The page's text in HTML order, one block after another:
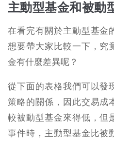
主動型基金和被動
在看完有關於主動型基金
想要帶大家比較一下，究
金有什麼差異呢？
從下面的表格我們可以發
策略的關係，因此交易成
較被動型基金來得低，但
事件時，主動型基金比被